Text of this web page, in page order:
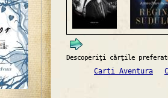
Descoperiţi cărţile
Carti Aventura